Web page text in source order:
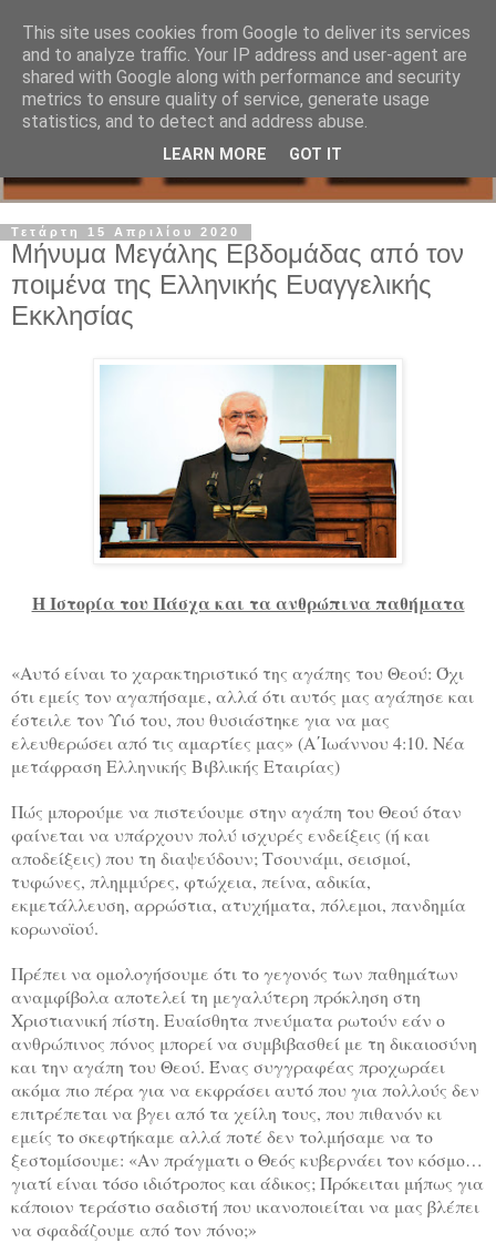
Τετάρτη 15 Απριλίου 2020
Μήνυμα Μεγάλης Εβδομάδας από τον
ποιμένα της Ελληνικής Ευαγγελικής
Εκκλησίας
Η Ιστορία του Πάσχα και τα ανθρώπινα παθήματα
«Αυτό είναι το χαρακτηριστικό της αγάπης του Θεού: Όχι
ότι εμείς τον αγαπήσαμε, αλλά ότι αυτός μας αγάπησε και
έστειλε τον Υιό του, που θυσιάστηκε για να μας
ελευθερώσει από τις αμαρτίες μας» (Α΄Ιωάννου 4:10. Νέα
μετάφραση Ελληνικής Βιβλικής Εταιρίας)
Πώς μπορούμε να πιστεύουμε στην αγάπη του Θεού όταν
φαίνεται να υπάρχουν πολύ ισχυρές ενδείξεις (ή και
αποδείξεις) που τη διαψεύδουν; Τσουνάμι, σεισμοί,
τυφώνες, πλημμύρες, φτώχεια, πείνα, αδικία,
εκμετάλλευση, αρρώστια, ατυχήματα, πόλεμοι, πανδημία
κορωνοϊού.
Πρέπει να ομολογήσουμε ότι το γεγονός των παθημάτων
αναμφίβολα αποτελεί τη μεγαλύτερη πρόκληση στη
Χριστιανική πίστη. Ευαίσθητα πνεύματα ρωτούν εάν ο
ανθρώπινος πόνος μπορεί να συμβιβασθεί με τη δικαιοσύνη
και την αγάπη του Θεού. Ένας συγγραφέας προχωράει
ακόμα πιο πέρα για να εκφράσει αυτό που για πολλούς δεν
επιτρέπεται να βγει από τα χείλη τους, που πιθανόν κι
εμείς το σκεφτήκαμε αλλά ποτέ δεν τολμήσαμε να το
ξεστομίσουμε: «Αν πράγματι ο Θεός κυβερνάει τον κόσμο…
γιατί είναι τόσο ιδιότροπος και άδικος; Πρόκειται μήπως για
κάποιον τεράστιο σαδιστή που ικανοποιείται να μας βλέπει
να σφαδάζουμε από τον πόνο;»
This site uses cookies from Google to deliver its services
and to analyze traffic. Your IP address and user-agent are
shared with Google along with performance and security
metrics to ensure quality of service, generate usage
statistics, and to detect and address abuse.
LEARN MORE GOT IT